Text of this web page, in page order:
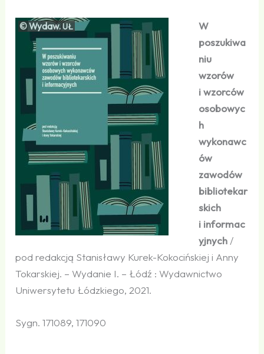
© Wydaw.UŁ
W
poszukiwa
niu
wzorów
i wzorców
osobowyc
h
wykonawc
ów
zawodów
bibliotekar
skich
i informac
yjnych /
pod redakcją Stanisławy Kurek-Kokocińskiej i Anny
Tokarskiej. – Wydanie I. – Łódź : Wydawnictwo
Uniwersytetu Łódzkiego, 2021.
Sygn. 171089, 171090